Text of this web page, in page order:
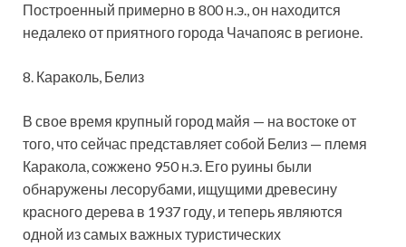
Построенный примерно в 800 н.э., он находится
недалеко от приятного города Чачапояс в регионе.
8. Караколь, Белиз
В свое время крупный город майя — на востоке от
того, что сейчас представляет собой Белиз — племя
Каракола, сожжено 950 н.э. Его руины были
обнаружены лесорубами, ищущими древесину
красного дерева в 1937 году, и теперь являются
одной из самых важных туристических